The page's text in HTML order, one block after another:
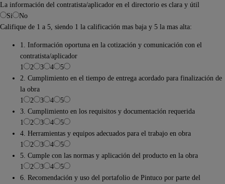
La información del contratista/aplicador en el directorio es clara y útil
Si
No
Califique de 1 a 5, siendo 1 la calificación mas baja y 5 la mas alta:
1. Información oportuna en la cotización y comunicación con el
contratista/aplicador
1
2 3 4
5
2. Cumplimiento en el tiempo de entrega acordado para finalización de
la obra
1
2 3 4
5
3. Cumplimiento en los requisitos y documentación requerida
1
2 3 4
5
4. Herramientas y equipos adecuados para el trabajo en obra
1
2 3 4
5
5. Cumple con las normas y aplicación del producto en la obra
1
2 3 4
5
6. Recomendación y uso del portafolio de Pintuco por parte del